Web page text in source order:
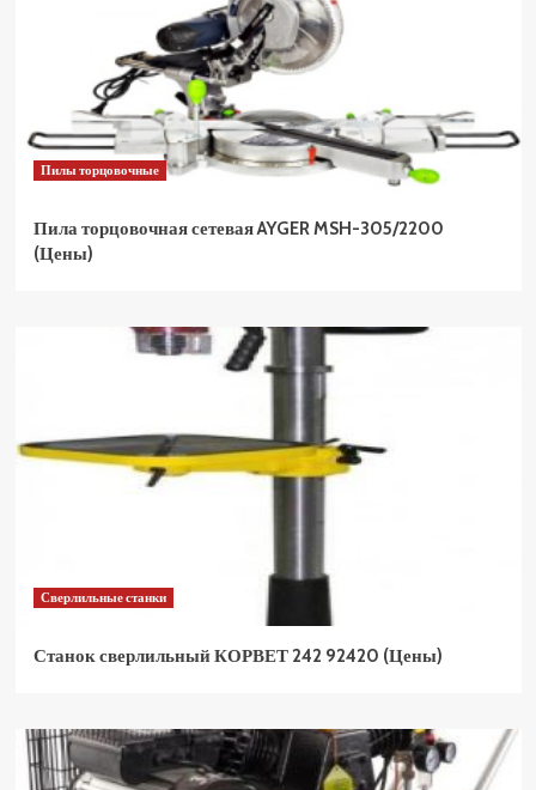
Пилы торцовочные
Пила торцовочная сетевая AYGER MSH-305/2200
(Цены)
Сверлильные станки
Станок сверлильный КОРВЕТ 242 92420 (Цены)